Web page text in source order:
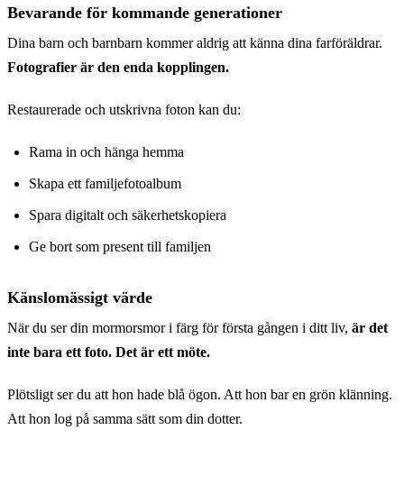
Bevarande för kommande generationer
Dina barn och barnbarn kommer aldrig att känna dina farföräldrar.
Fotografier är den enda kopplingen.
Restaurerade och utskrivna foton kan du:
Rama in och hänga hemma
Skapa ett familjefotoalbum
Spara digitalt och säkerhetskopiera
Ge bort som present till familjen
Känslomässigt värde
När du ser din mormorsmor i färg för första gången i ditt liv, är det
inte bara ett foto. Det är ett möte.
Plötsligt ser du att hon hade blå ögon. Att hon bar en grön klänning.
Att hon log på samma sätt som din dotter.